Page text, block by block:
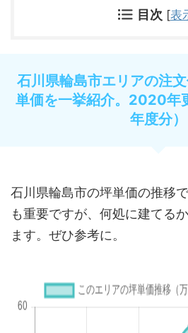
目次 [表
石川県輪島市エリアの注
単価を一挙紹介。2020年
年度分）
石川県輪島市の坪単価の推移
も重要ですが、何処に建てる
ます。ぜひ参考に。